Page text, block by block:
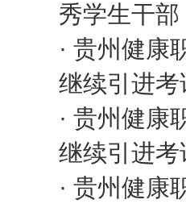
秀学生干
· 贵州健康
继续引进
· 贵州健康
继续引进
· 贵州健康